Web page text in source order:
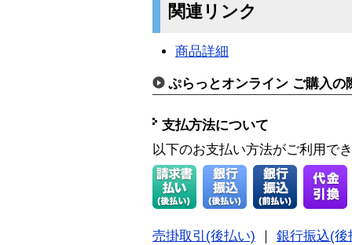
関連リンク
商品詳細
ぷらっとオンライン ご購入の
支払方法について
以下のお支払い方法がご利用で
売掛取引(後払い)
銀行振込(後